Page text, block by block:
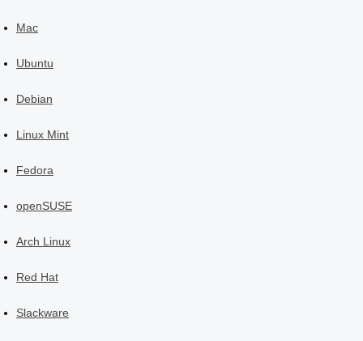
Mac
Ubuntu
Debian
Linux Mint
Fedora
openSUSE
Arch Linux
Red Hat
Slackware